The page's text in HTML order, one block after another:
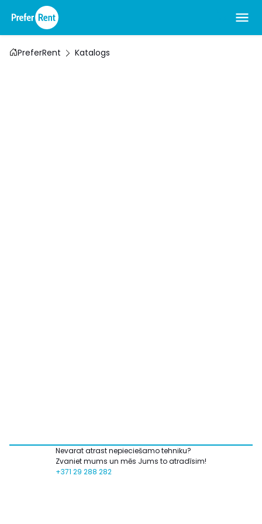
PreferRent Katalogs
Nevarat atrast nepieciešamo tehniku?
Zvaniet mums un mēs Jums to atradīsim!
+371 29 288 282